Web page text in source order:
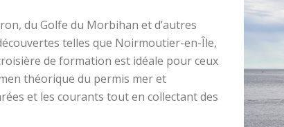
du Golfe du Morbihan et d’autres
telles que Noirmoutier-en-Île,
de formation est idéale pour ceux
théorique du permis mer et
et les courants tout en collectant des